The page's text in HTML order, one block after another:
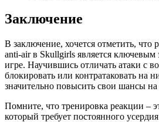
Заключение
В заключение, хочется отметить, что
anti-air в Skullgirls является ключевым
игре. Научившись отличать атаки с
блокировать или контратаковать на
значительно повысить свои шансы на
Помните, что тренировка реакции –
который требует постоянного